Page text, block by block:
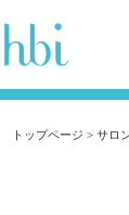
トップページ >サロ